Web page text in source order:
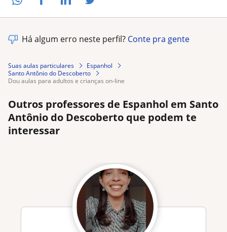
Há algum erro neste perfil? Conte pra gente
Suas aulas particulares
Espanhol
Santo Antônio do Descoberto
dou aulas para adultos e crianças on-line
Outros professores de Espanhol em Santo
Antônio do Descoberto que podem te
interessar